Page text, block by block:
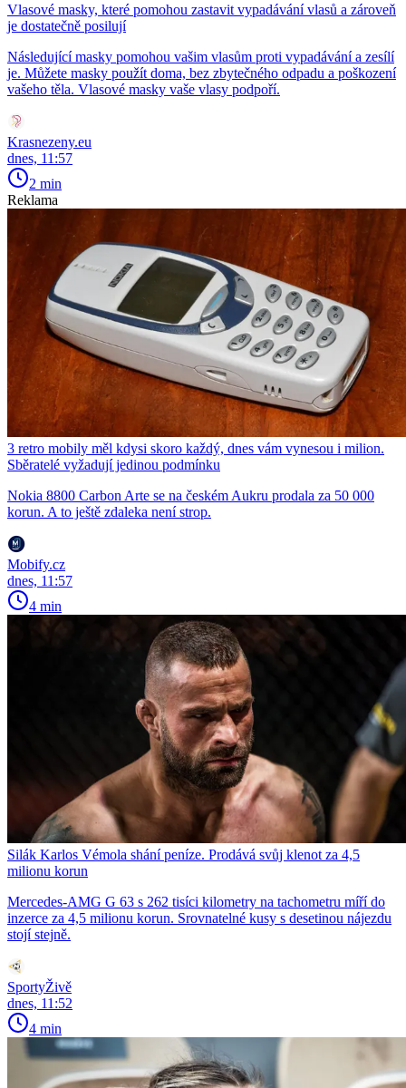
Vlasové masky, které pomohou zastavit vypadávání vlasů a zároveň
je dostatečně posilují
Následující masky pomohou vašim vlasům proti vypadávání a zesílí
je. Můžete masky použít doma, bez zbytečného odpadu a poškození
vašeho těla. Vlasové masky vaše vlasy podpoří.
Krasnezeny.eu
dnes, 11:57
2 min
Reklama
3 retro mobily měl kdysi skoro každý, dnes vám vynesou i milion.
Sběratelé vyžadují jedinou podmínku
Nokia 8800 Carbon Arte se na českém Aukru prodala za 50 000
korun. A to ještě zdaleka není strop.
Mobify.cz
dnes, 11:57
4 min
Silák Karlos Vémola shání peníze. Prodává svůj klenot za 4,5
milionu korun
Mercedes-AMG G 63 s 262 tisíci kilometry na tachometru míří do
inzerce za 4,5 milionu korun. Srovnatelné kusy s desetinou nájezdu
stojí stejně.
SportyŽivě
dnes, 11:52
4 min